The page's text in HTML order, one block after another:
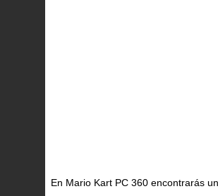
En Mario Kart PC 360 encontrarás